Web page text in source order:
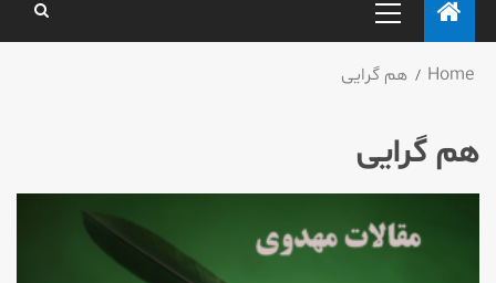
Home هم گرایی
هم گرایی